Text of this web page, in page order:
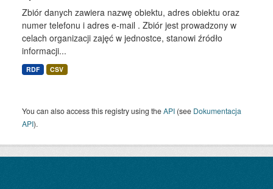
Zbiór danych zawiera nazwę obiektu, adres obiektu oraz
numer telefonu i adres e-mail . Zbiór jest prowadzony w
celach organizacji zajęć w jednostce, stanowi źródło
informacji...
RDF CSV
You can also access this registry using theAPI (see Dokumentacja
API).